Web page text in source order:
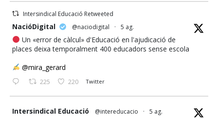
Intersindical Educació Retweeted
NacióDigital @naciodigital · 5 ag.
Un «error de càlcul» d'Educació en l'ajudicació de
places deixa temporalment 400 educadors sense escola
@mira_gerard
225 220 Twitter
Intersindical Educació @intereducacio · 5 ag.